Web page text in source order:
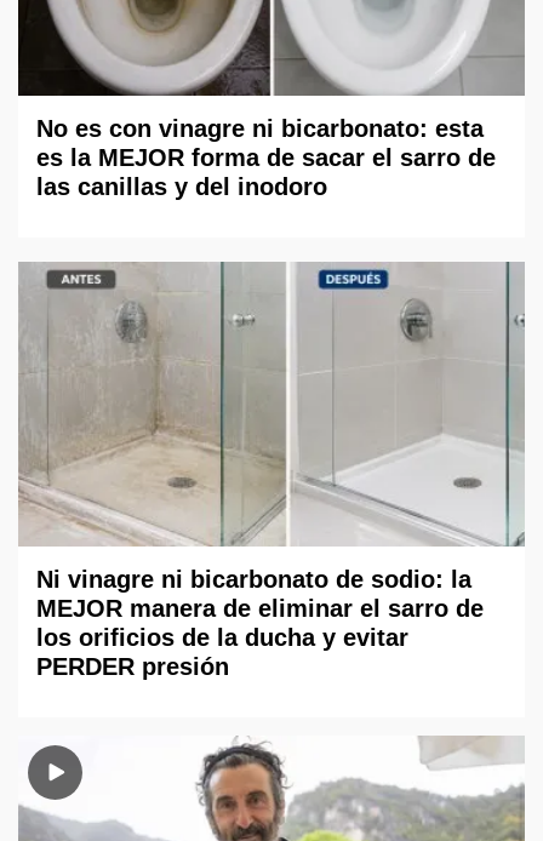
No es con vinagre ni bicarbonato: esta
es la MEJOR forma de sacar el sarro de
las canillas y del inodoro
Ni vinagre ni bicarbonato de sodio: la
MEJOR manera de eliminar el sarro de
los orificios de la ducha y evitar
PERDER presión